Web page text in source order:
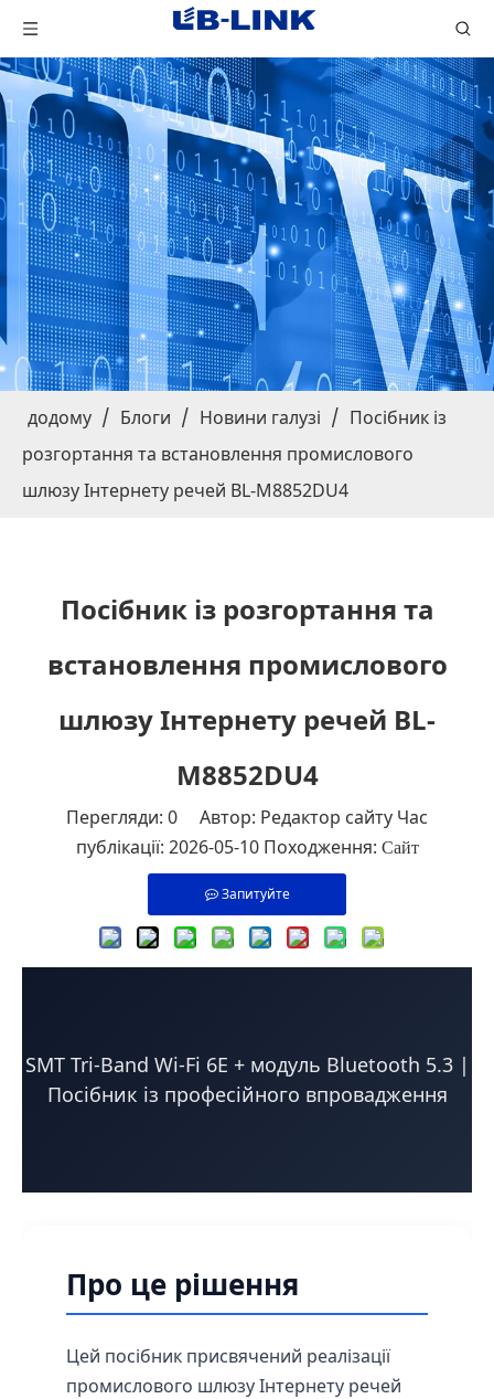
додому / Блоги / Новини галузі / Посібник із
розгортання та встановлення промислового
шлюзу Інтернету речей BL-M8852DU4
Посібник із розгортання та
встановлення промислового
шлюзу Інтернету речей BL-
M8852DU4
Перегляди: 0 Автор: Редактор сайту Час
публікації: 2026-05-10 Походження: Сайт
Запитуйте
SMT Tri-Band Wi-Fi 6E + модуль Bluetooth 5.3 |
Посібник із професійного впровадження
Про це рішення
Цей посібник присвячений реалізації
промислового шлюзу Інтернету речей